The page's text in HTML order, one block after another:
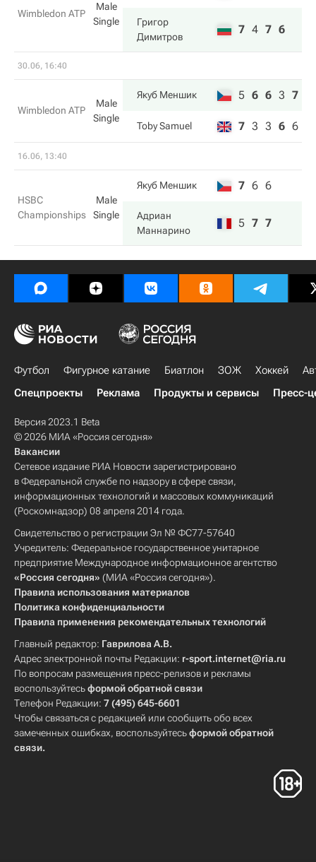
Wimbledon ATP
Male
Single
Григор
Димитров
7 4 7 6
30.06, 16:40
Wimbledon ATP
Male
Single
Якуб Меншик 5 6 6 3 7
Toby Samuel 7 3 3 6 6
16.06, 13:40
HSBC
Championships
Male
Single
Якуб Меншик 7 6 6
Адриан
Маннарино
5 7 7
Футбол Фигурное катание Биатлон ЗОЖ Хоккей
Спецпроекты
Реклама Продукты и сервисы Пресс-
Версия 2023.1 Beta
© 2026 МИА «Россия сегодня»
Вакансии
Сетевое издание РИА Новости зарегистрировано
в Федеральной службе по надзору в сфере связи,
информационных технологий и массовых коммуникаций
(Роскомнадзор) 08 апреля 2014 года.
Свидетельство о регистрации Эл № ФС77-57640
Учредитель: Федеральное государственное унитарное
предприятие Международное информационное агентство
«Россия сегодня» (МИА «Россия сегодня»).
Правила использования материалов
Политика конфиденциальности
Правила применения рекомендательных технологий
Главный редактор: Гаврилова А.В.
Адрес электронной почты Редакции: r-sport.internet@ria.ru
По вопросам размещения пресс-релизов и рекламы
воспользуйтесьформой обратной связи
Телефон Редакции: 7 (495) 645-6601
Чтобы связаться с редакцией или сообщить обо всех
замеченных ошибках, воспользуйтесьформой обратной
связи.